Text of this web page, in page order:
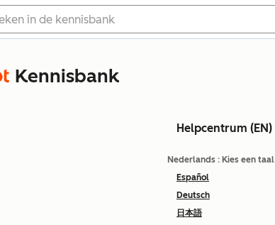
Kennisbank
Helpcentrum (EN)
Nederlands : Kies een taal
Español
Deutsch
日本語